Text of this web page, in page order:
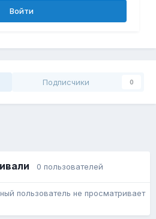
Войти
Подписчики 0
0 пользователей
пользователь не просматривает